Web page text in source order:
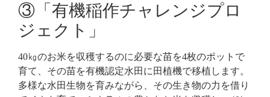
③「有機稲作チャレンジプロ
ジェクト」
40㎏のお米を収穫するのに必要な苗を4枚のポットで
育て、その苗を有機認定水田に田植機で移植します。
多様な水田生物を育みながら、その生き物の力を借り